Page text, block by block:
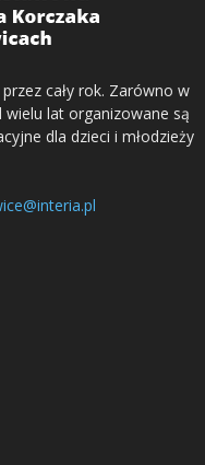
cały rok. Zarówno w
lat organizowane są
dla dzieci i młodzieży